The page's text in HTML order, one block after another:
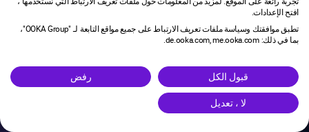
is under maintenance.
افتح الإعدادات.
تطبق موافقتك وسياسة ملفات تعريف الارتباط على جميع مواقع التابعة لـ "OOKA Group"،
بما في ذلك: de.ooka.com, me.ooka.com.
قبول الكل رفض
لا ، تعديل